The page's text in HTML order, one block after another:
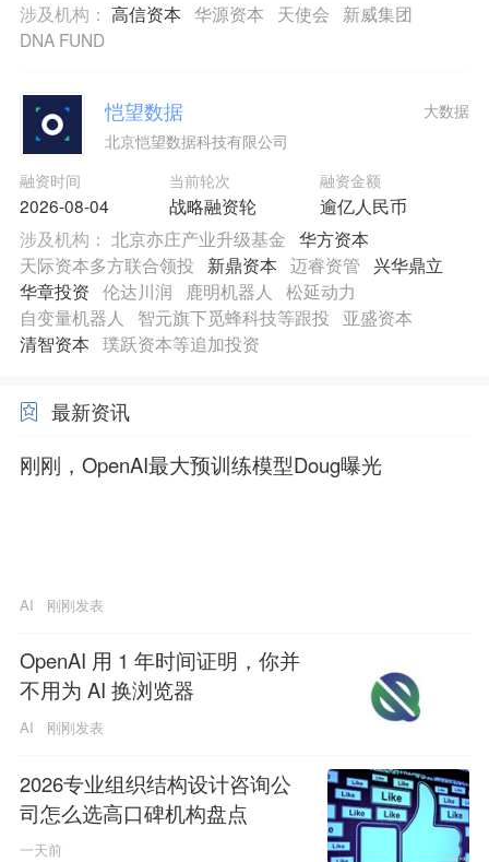
涉及机构： 高信资本 华源资本 天使会
新威集团
DNA FUND
恺望数据
北京恺望数据科技有限公司
融资时间
2026-08-04
当前轮次
战略融资轮
融资金额
逾亿人民币
大数据
涉及机构： 北京亦庄产业升级基金 华方资本
天际资本多方联合领投
新鼎资本 迈睿资管
兴华鼎立
华章投资 伦达川润 鹿明机器人
松延动力
自变量机器人
智元旗下觅蜂科技等跟投
亚盛资本
清智资本 璞跃资本等追加投资
最新资讯
刚刚，OpenAI最大预训练模型Doug曝光
AI 刚刚发表
OpenAI 用 1 年时间证明，你并
不用为 AI 换浏览器
AI 刚刚发表
2026专业组织结构设计咨询公
司怎么选高口碑机构盘点
一天前